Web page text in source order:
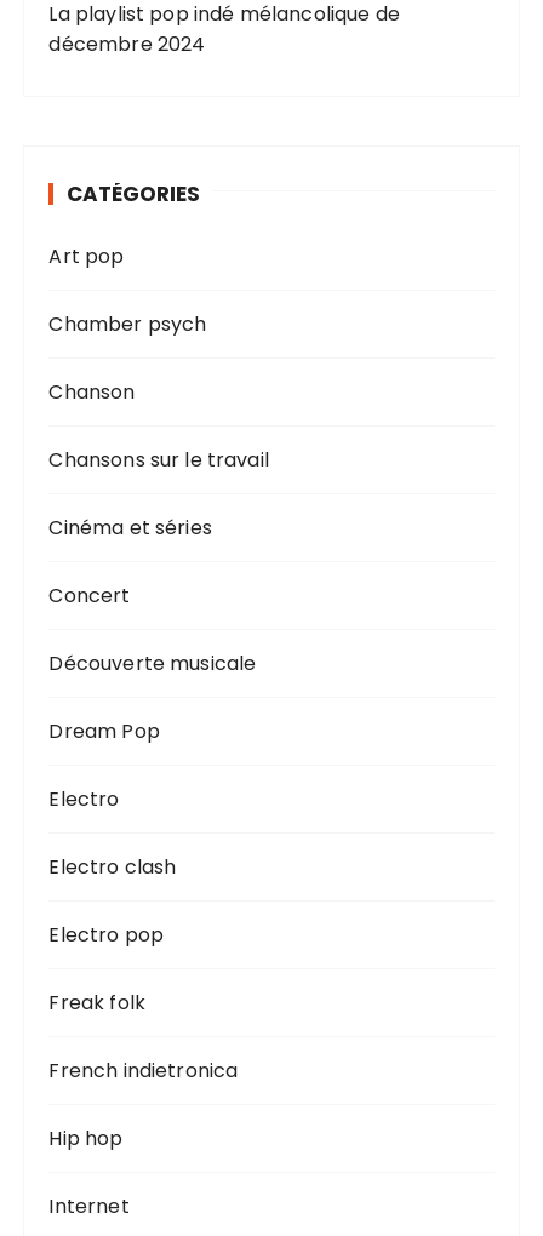
La playlist pop indé mélancolique de
décembre 2024
CATÉGORIES
Art pop
Chamber psych
Chanson
Chansons sur le travail
Cinéma et séries
Concert
Découverte musicale
Dream Pop
Electro
Electro clash
Electro pop
Freak folk
French indietronica
Hip hop
Internet